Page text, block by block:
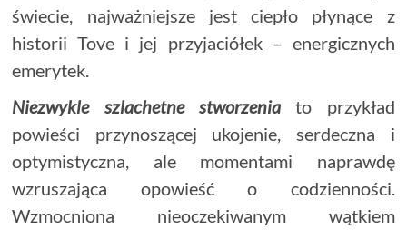
świecie, najważniejsze jest ciepło płynące z
historii Tove i jej przyjaciółek – energicznych
emerytek.
Niezwykle szlachetne stworzeniato przykład
powieści przynoszącej ukojenie, serdeczna i
optymistyczna, ale momentami naprawdę
wzruszająca opowieść o codzienności.
Wzmocniona nieoczekiwanym wątkiem